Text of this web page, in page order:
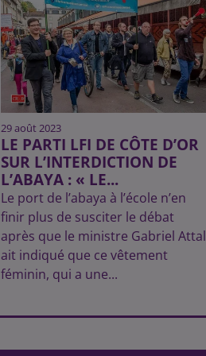
29 août 2023
LE PARTI LFI DE CÔTE D’OR
SUR L’INTERDICTION DE
L’ABAYA : « LE...
Le port de l’abaya à l’école n’en
finir plus de susciter le débat
après que le ministre Gabriel Attal
ait indiqué que ce vêtement
féminin, qui a une...